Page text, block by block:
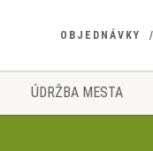
OBJEDNÁVKY
ÚDRŽBA MESTA